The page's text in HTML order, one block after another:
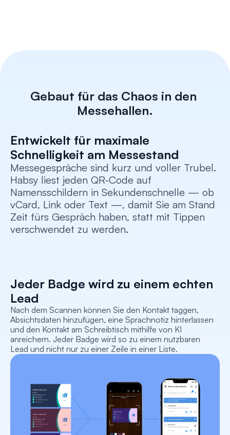
Gebaut für das Chaos in den
Messehallen.
Entwickelt für maximale
Schnelligkeit am Messestand
Messegespräche sind kurz und voller Trubel.
Habsy liest jeden QR-Code auf
Namensschildern in Sekundenschnelle — ob
vCard, Link oder Text —, damit Sie am Stand
Zeit fürs Gespräch haben, statt mit Tippen
verschwendet zu werden.
Jeder Badge wird zu einem echten
Lead
Nach dem Scannen können Sie den Kontakt taggen,
Absichtsdaten hinzufügen, eine Sprachnotiz hinterlassen
und den Kontakt am Schreibtisch mithilfe von KI
anreichern. Jeder Badge wird so zu einem nutzbaren
Lead und nicht nur zu einer Zeile in einer Liste.